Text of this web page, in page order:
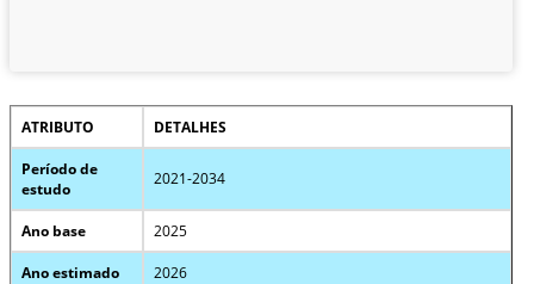
ATRIBUTO DETALHES
Período de
estudo
2021-2034
Ano base 2025
Ano estimado 2026